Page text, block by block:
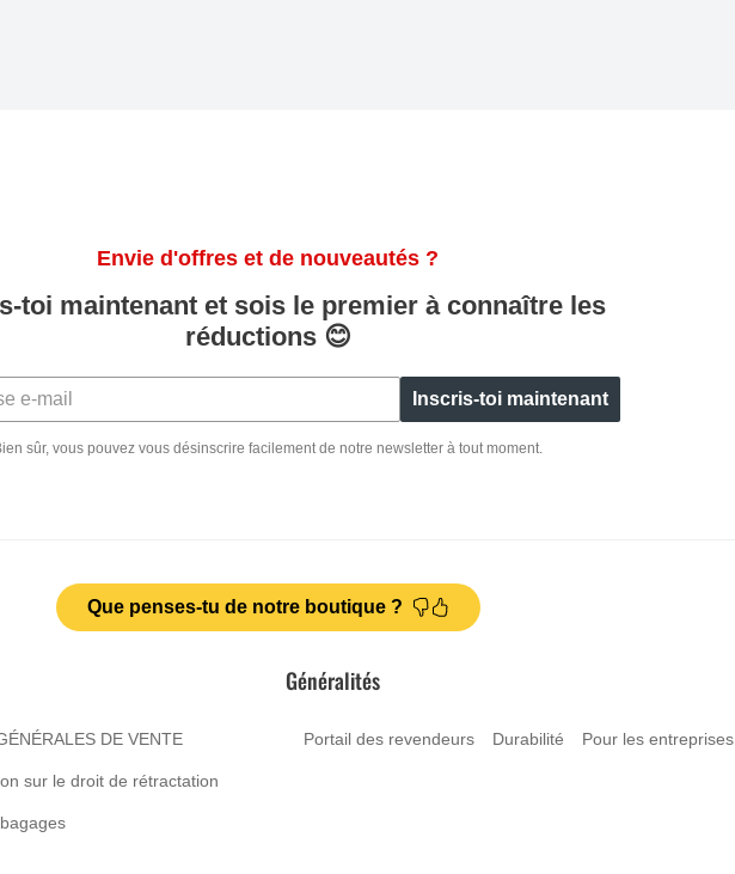
Envie d'offres et de nouveautés ?
toi maintenant et sois le premier à connaître les
réductions 😊
Inscris-toi maintenant
sûr, vous pouvez vous désinscrire facilement de notre newsletter à tout moment.
Que penses-tu de notre boutique ?
DE VENTE
sur le droit de rétractation
Généralités
Portail des revendeurs Durabilité Pour les entreprises